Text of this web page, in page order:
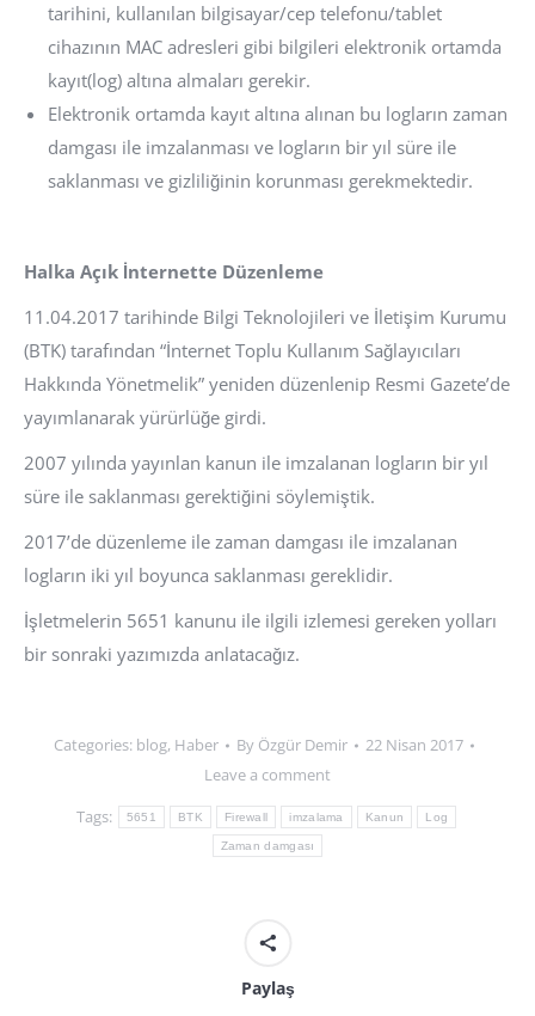
tarihini, kullanılan bilgisayar/cep telefonu/tablet
cihazının MAC adresleri gibi bilgileri elektronik ortamda
kayıt(log) altına almaları gerekir.
Elektronik ortamda kayıt altına alınan bu logların zaman
damgası ile imzalanması ve logların bir yıl süre ile
saklanması ve gizliliğinin korunması gerekmektedir.
Halka Açık İnternette Düzenleme
11.04.2017 tarihinde Bilgi Teknolojileri ve İletişim Kurumu
(BTK) tarafından “İnternet Toplu Kullanım Sağlayıcıları
Hakkında Yönetmelik” yeniden düzenlenip Resmi Gazete’de
yayımlanarak yürürlüğe girdi.
2007 yılında yayınlan kanun ile imzalanan logların bir yıl
süre ile saklanması gerektiğini söylemiştik.
2017’de düzenleme ile zaman damgası ile imzalanan
logların iki yıl boyunca saklanması gereklidir.
İşletmelerin 5651 kanunu ile ilgili izlemesi gereken yolları
bir sonraki yazımızda anlatacağız.
Categories: blog, Haber By Özgür Demir
22 Nisan 2017
Leave a comment
Tags:
5651 BTK Firewall imzalama Kanun Log
Zaman damgası
Paylaş